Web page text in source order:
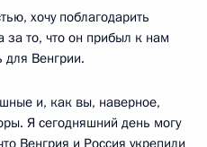
хочу поблагодарить
за то, что он прибыл к нам
для Венгрии.
и, как вы, наверное,
Я сегодняшний день могу
Венгрия и Россия укрепили